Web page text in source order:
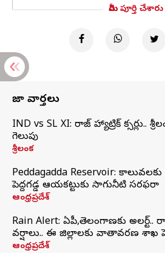
మీరు పూర్తి చేశారు
తాజా వార్తలు
IND vs SL XI: సిరాజ్‌ హ్యాట్రిక్‌ సిక్సర్లు..
గెలుపు
శ్రీలంక
Peddagadda Reservoir: కాలువలకు
పెద్దగడ్డ ఆయకట్టుకు సాగునీటి సరఫరా
ఆంధ్రప్రదేశ్
Rain Alert: ఏపీ,తెలంగాణకు అలర్ట్..
వర్షాలు.. ఈ జిల్లాలకు వాతావరణ శాఖ
ఆంధ్రప్రదేశ్